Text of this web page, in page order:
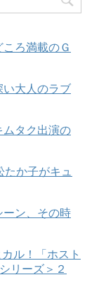
ころ満載のＧ
い大人のラブ
ムタク出演の
たか子がキュ
ーン、その時
ル！「ホスト
リーズ＞２